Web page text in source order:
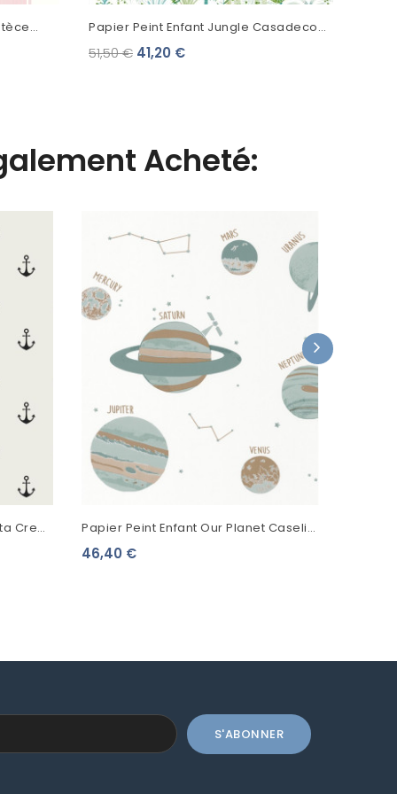
Papier Peint Enfant Jungle Casadeco
Rose & Nino Leon Vert
51,50 € 41,20 €
Acheté:
Crew
Papier Peint Enfant Our Planet Caselio
Universe Beige OUP101907102
46,40 €